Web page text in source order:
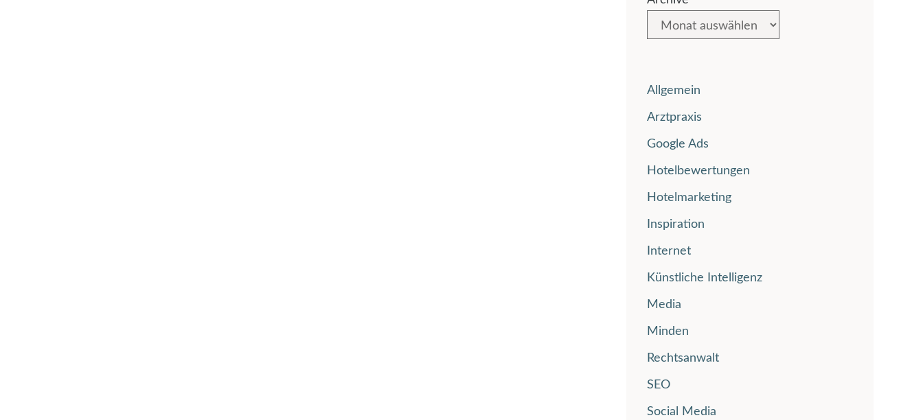
Allgemein
Arztpraxis
Google Ads
Hotelbewertungen
Hotelmarketing
Inspiration
Internet
Künstliche Intelligenz
Media
Minden
Rechtsanwalt
SEO
Social Media